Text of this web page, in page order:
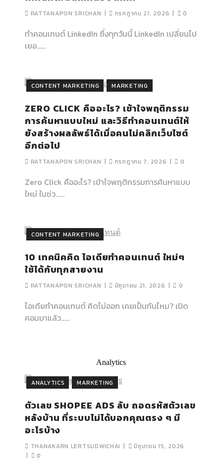
RATTANAPON SRICHAN กรกฎาคม 21, 2026 0
ทำคอนเทนต์ LinkedIn ซึ่งทุกวันนี้ LinkedIn เปลี่ยนไป
เยอ…...
CONTENT MARKETING MARKETING
ZERO CLICK คืออะไร? เข้าใจพฤติกรรม
การค้นหาแบบใหม่ และวิธีทำคอนเทนต์ให้
ยังสร้างผลลัพธ์ได้เมื่อคนไม่คลิกเว็บไซต์
อีกต่อไป
RATTANAPON SRICHAN กรกฎาคม 7, 2026 0
Zero Click คืออะไร? เข้าใจพฤติกรรมการค้นหาแบบ
ใหม่ ในช่ว…...
CONTENT MARKETING
10 เทคนิคคิด ไอเดียทำคอนเทนต์ ใหม่ๆ
ใช้ได้กับทุกสายงาน
RATTANAPON SRICHAN มิถุนายน 21, 2026 0
ไอเดียทำคอนเทนต์ คิดไม่ออก เคยเป็นกันไหม? เปิด
คอมมาแล้ว…...
Analytics
ANALYTICS MARKETING
ตัวเลข SHOPEE ADS ลับ ถอดรหัสตัวเลข
หลังบ้าน ที่ระบบไม่ได้บอกคุณตรง ๆ มี
อะไรบ้าง
THANAKARN LERTSUDWICHAI
มิถุนายน 15, 2026
0